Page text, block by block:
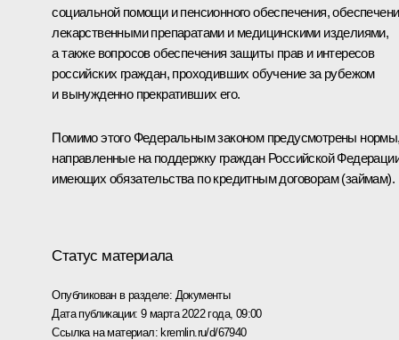
социальной помощи и пенсионного обеспечения,
лекарственными препаратами и медицинскими изделиями,
а также вопросов обеспечения защиты прав и интересов
российских граждан, проходивших обучение за рубежом
и вынужденно прекративших его.
Помимо этого Федеральным законом предусмотрены
направленные на поддержку граждан Российской
имеющих обязательства по кредитным договорам (займам).
Статус материала
Опубликован в разделе: Документы
Дата публикации:9 марта 2022 года, 09:00
Ссылка на материал: kremlin.ru/d/67940